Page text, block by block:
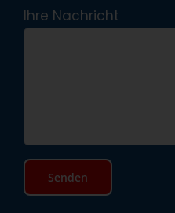
Ihre Nachricht